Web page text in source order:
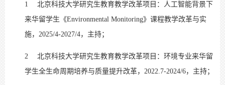
1
北京科技大学研究生教育教学改革项目：人工智能背景下
来华留学生《Environmental Monitoring》课程教学改革与实
施，2025/4-2027/4，主持；
2
北京科技大学研究生教育教学改革项目：环境专业来华留
学生全生命周期培养与质量提升改革，2022.7-2024/6，主持；